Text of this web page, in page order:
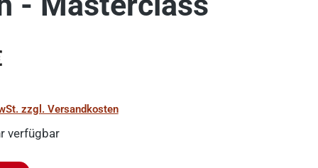
zzgl. Versandkosten
verfügbar